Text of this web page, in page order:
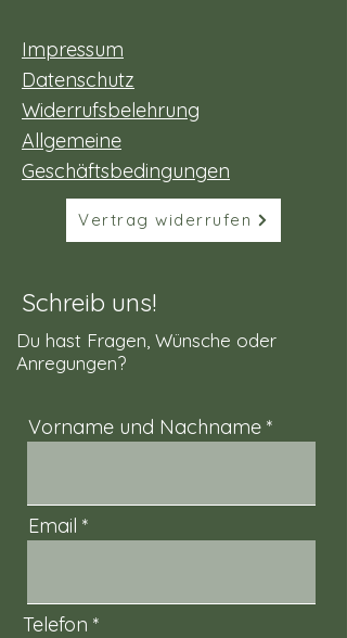
Impressum
Datenschutz
Widerrufsbelehrung
Allgemeine
Geschäftsbedingungen
Vertrag widerrufen
Schreib uns!
Du hast Fragen, Wünsche oder
Anregungen?
Vorname und Nachname
Email
Telefon